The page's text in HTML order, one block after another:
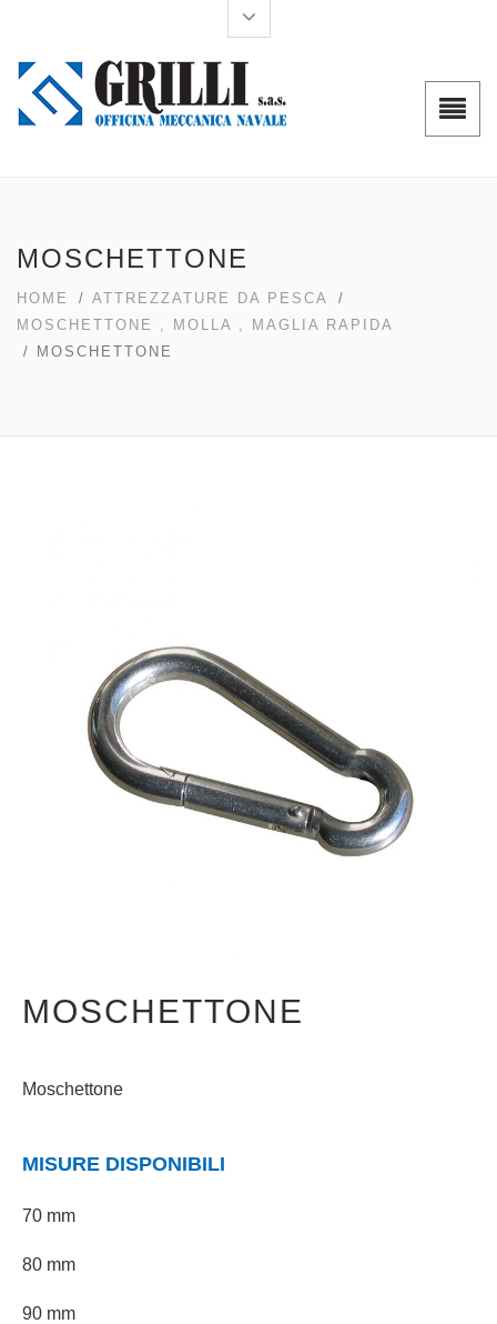
MOSCHETTONE
HOME / ATTREZZATURE DA PESCA
/
MOSCHETTONE , MOLLA , MAGLIA RAPIDA
/ MOSCHETTONE
MOSCHETTONE
Moschettone
MISURE DISPONIBILI
70 mm
80 mm
90 mm